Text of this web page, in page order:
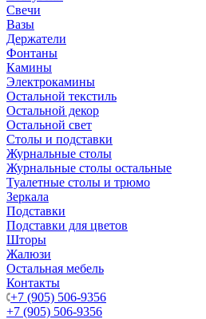
Свечи
Вазы
Держатели
Фонтаны
Камины
Электрокамины
Остальной текстиль
Остальной декор
Остальной свет
Столы и подставки
Журнальные столы
Журнальные столы остальные
Туалетные столы и трюмо
Зеркала
Подставки
Подставки для цветов
Шторы
Жалюзи
Остальная мебель
Контакты
+7 (905) 506-9356
+7 (905) 506-9356